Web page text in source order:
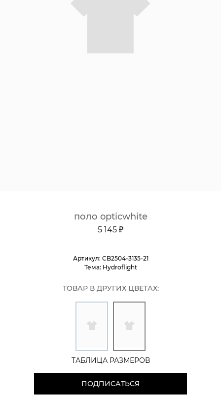
поло opticwhite
5 145 ₽
Артикул: CB2504-3135-21
Тема: Hydroflight
ТОВАР В ДРУГИХ ЦВЕТАХ:
ТАБЛИЦА РАЗМЕРОВ
ПОДПИСАТЬСЯ